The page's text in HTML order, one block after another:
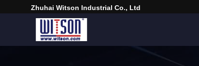
Zhuhai Witson Industrial Co., Ltd